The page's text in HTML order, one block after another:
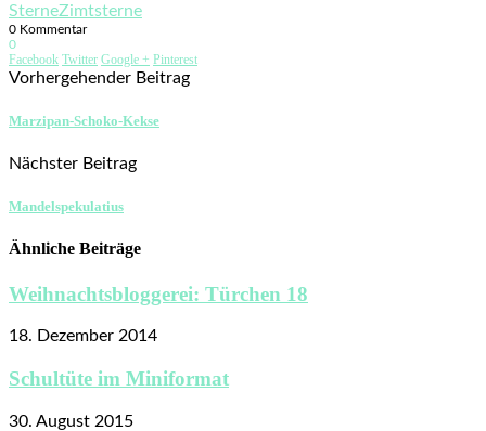
SterneZimtsterne
0 Kommentar
0
Facebook Twitter Google + Pinterest
Vorhergehender Beitrag
Marzipan-Schoko-Kekse
Nächster Beitrag
Mandelspekulatius
Ähnliche Beiträge
Weihnachtsbloggerei: Türchen 18
18. Dezember 2014
Schultüte im Miniformat
30. August 2015